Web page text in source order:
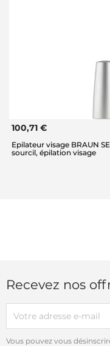
100,71 €
Epilateur visage BRAUN
sourcil, épilation visage
Recevez nos
Vous pouvez vous